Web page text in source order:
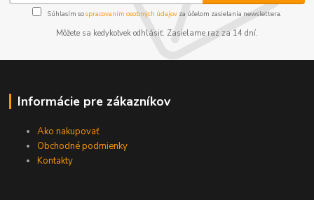
Súhlasím sospracovaním osobných údajov za účelom zasielania newslettera.
Môžete sa kedykoľvek odhlásiť. Zasielame raz za 14 dní.
Informácie pre zákazníkov
Ako nakupovať
Obchodné podmienky
Kontakty